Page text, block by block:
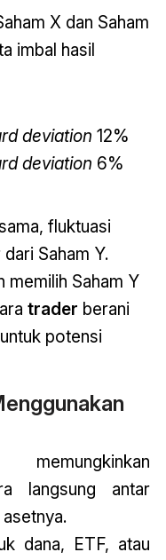
X dan Saham
imbal hasil
deviation 12%
deviation 6%
fluktuasi
Saham Y.
Saham Y
trader berani
potensi
langsung antar
dana, ETF, atau